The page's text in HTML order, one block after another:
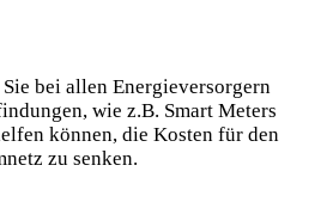
bei allen Energieversorgern
wie z.B. Smart Meters
können, die Kosten für den
zu senken.